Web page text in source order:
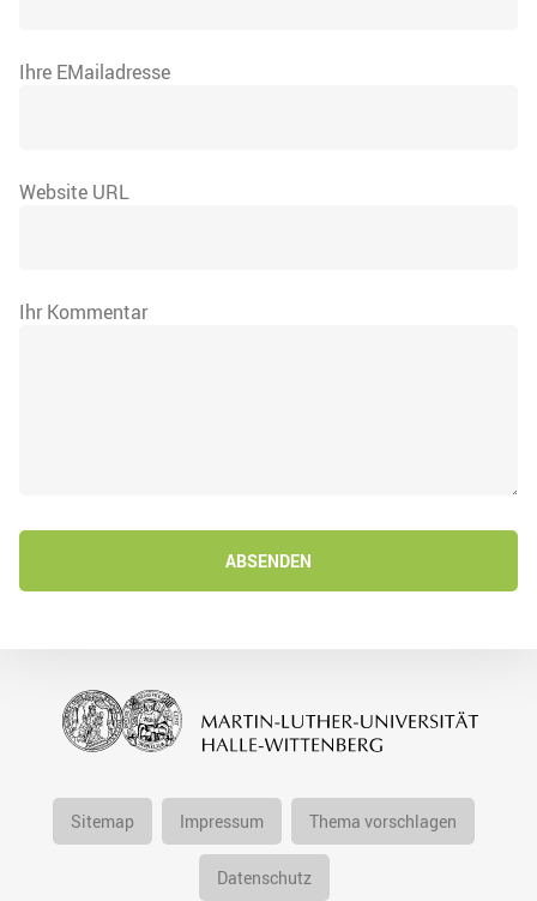
Ihre EMailadresse
Website URL
Ihr Kommentar
ABSENDEN
Sitemap Impressum Thema vorschlagen
Datenschutz